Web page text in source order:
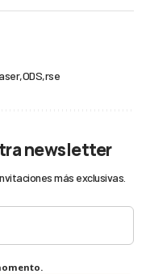
ODS rse
newsletter
más exclusivas.